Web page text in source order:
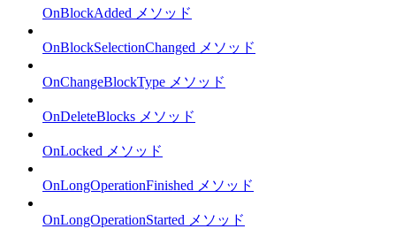
OnBlockAdded メソッド
OnBlockSelectionChanged メソッド
OnChangeBlockType メソッド
OnDeleteBlocks メソッド
OnLocked メソッド
OnLongOperationFinished メソッド
OnLongOperationStarted メソッド